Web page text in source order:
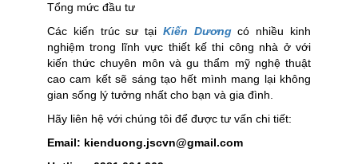
Tổng mức đầu tư
Các kiến trúc sư tại Kiến Dương có nhiều kinh
nghiệm trong lĩnh vực thiết kế thi công nhà ở với
kiến thức chuyên môn và gu thẩm mỹ nghệ thuật
cao cam kết sẽ sáng tạo hết mình mang lại không
gian sống lý tưởng nhất cho bạn và gia đình.
Hãy liên hệ với chúng tôi để được tư vấn chi tiết:
Email: kienduong.jscvn@gmail.com